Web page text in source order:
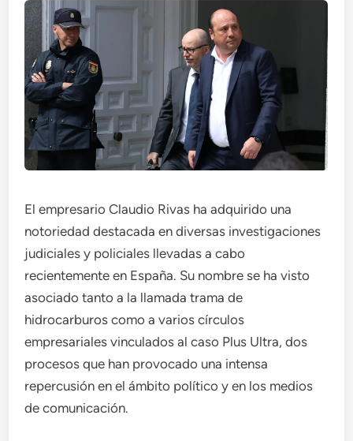
El empresario Claudio Rivas ha adquirido una
notoriedad destacada en diversas investigaciones
judiciales y policiales llevadas a cabo
recientemente en España. Su nombre se ha visto
asociado tanto a la llamada trama de
hidrocarburos como a varios círculos
empresariales vinculados al caso Plus Ultra, dos
procesos que han provocado una intensa
repercusión en el ámbito político y en los medios
de comunicación.